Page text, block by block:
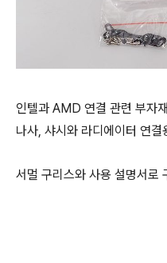
인텔과 AMD 연결 관련 부자
나사, 샤시와 라디에이터 연결
서멀 구리스와 사용 설명서로